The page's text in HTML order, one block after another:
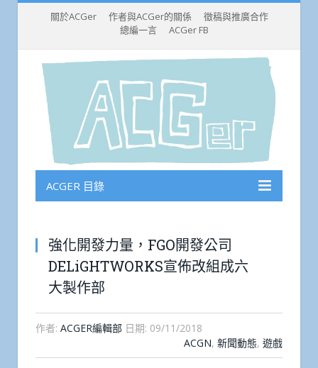
關於ACGer 作者與ACGer的關係
徵稿與推廣合作
總編一言
ACGer FB
ACGER 目錄
強化開發力量，FGO開發公司
DELiGHTWORKS宣佈改組成六
大製作部
作者: ACGER編輯部 日期: 09/11/2018
ACGN, 新聞動態, 遊戲